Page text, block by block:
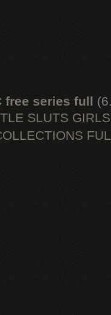
free series full
SLUTS